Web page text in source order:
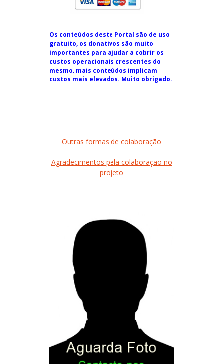
Os conteúdos deste Portal são de uso
gratuito, os donativos são muito
importantes para ajudar a cobrir os
custos operacionais crescentes do
mesmo, mais conteúdos implicam
custos mais elevados. Muito obrigado.
Outras formas de colaboração
Agradecimentos pela colaboração no
projeto